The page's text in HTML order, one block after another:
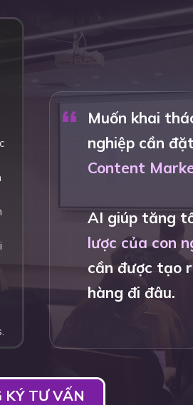
“
Muốn khai
nghiệp cần
Content
AI giúp tăng
lược của con
cần được tạo
hàng đi đâu.
TƯ VẤN